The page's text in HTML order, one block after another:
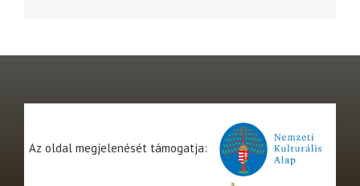
Az oldal megjelenését támogatja: